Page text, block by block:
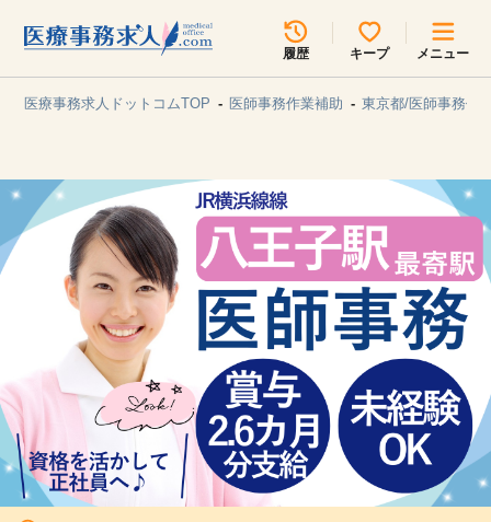
履歴 キープ メニュー
無料転職サポート お問い合わせ
見学会・イベント情報
医療事務まるわかりコラム
よくあるご質問
医療事務求人ドットコムTOP 医師事務作業補助 東京都/医師事務作
所在地のエリアを選択してください
各支店担当よりご連絡させていただきます。
関東 関西
東海 北海道・東北
甲信越・北陸 中国・四国
九州・沖縄